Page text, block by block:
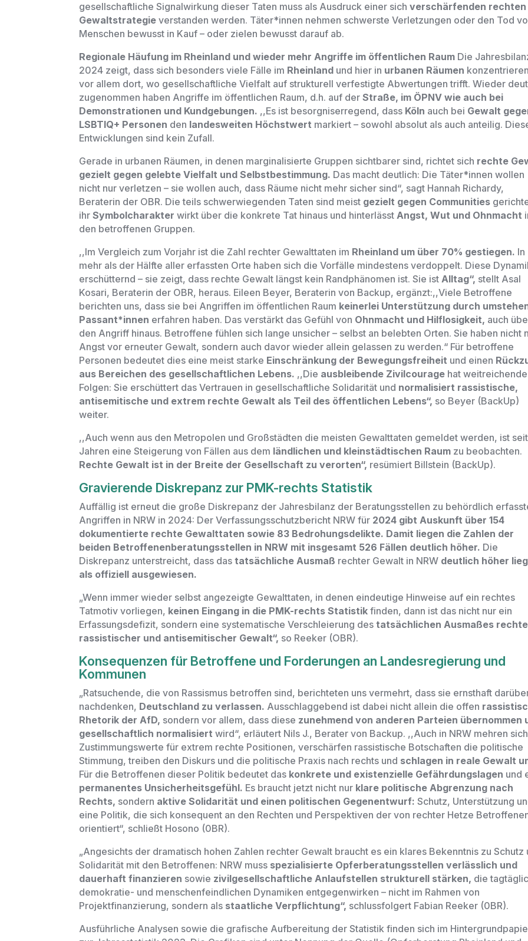
gesellschaftliche Signalwirkung dieser Taten muss als Ausdruck einer sichverschärfenden rechten
Gewaltstrategieverstanden werden. Täter*innen nehmen schwerste Verletzungen oder den Tod
Menschen bewusst in Kauf – oder zielen bewusst darauf ab.
Regionale Häufung im Rheinland und wieder mehr Angriffe im öffentlichen Raum Die
2024 zeigt, dass sich besonders viele Fälle im Rheinland und hier in urbanen Räumen
vor allem dort, wo gesellschaftliche Vielfalt auf strukturell verfestigte Abwertungen trifft. Wieder
zugenommen haben Angriffe im öffentlichen Raum, d.h. auf derStraße, im ÖPNV wie auch bei
Demonstrationen und Kundgebungen. ,,Es ist besorgniserregend, dass Köln auch bei Gewalt
LSBTIQ+ Personen den landesweiten Höchstwert markiert– sowohl absolut als auch anteilig.
Entwicklungen sind kein Zufall.
Gerade in urbanen Räumen, in denen marginalisierte Gruppen sichtbarer sind, richtet sich rechte
gezielt gegen gelebte Vielfalt und Selbstbestimmung. Das macht deutlich: Die Täter*innen wollen
nicht nur verletzen– sie wollen auch, dass Räume nicht mehr sicher sind“, sagt Hannah Richardy,
Beraterin der OBR. Die teils schwerwiegenden Taten sind meist gezielt gegen Communities
ihrSymbolcharakterwirkt über die konkrete Tat hinaus und hinterlässtAngst, Wut und Ohnmacht
den betroffenen Gruppen.
,,Im Vergleich zum Vorjahr ist die Zahl rechter Gewalttaten im Rheinland um über 70% gestiegen. In
mehr als der Hälfte aller erfassten Orte haben sich die Vorfälle mindestens verdoppelt. Diese
erschütternd– sie zeigt, dass rechte Gewalt längst kein Randphänomen ist. Sie istAlltag“, stellt Asal
Kosari, Beraterin der OBR, heraus. Eileen Beyer, Beraterin von Backup, ergänzt:,,Viele Betroffene
berichten uns, dass sie bei Angriffen im öffentlichen Raum keinerlei Unterstützung durch
Passant*innen erfahren haben. Das verstärkt das Gefühl von Ohnmacht und Hilflosigkeit, auch
den Angriff hinaus. Betroffene fühlen sich lange unsicher– selbst an belebten Orten. Sie haben nicht
Angst vor erneuter Gewalt, sondern auch davor wieder allein gelassen zu werden.“ Für betroffene
Personen bedeutet dies eine meist starke Einschränkung der Bewegungsfreiheit und einen
aus Bereichen des gesellschaftlichen Lebens. ,,Die ausbleibende Zivilcourage hat weitreichende
Folgen: Sie erschüttert das Vertrauen in gesellschaftliche Solidarität und normalisiert rassistische,
antisemitische und extrem rechte Gewalt als Teil des öffentlichen Lebens“, so Beyer (BackUp)
weiter.
,,Auch wenn aus den Metropolen und Großstädten die meisten Gewalttaten gemeldet werden, ist seit
Jahren eine Steigerung von Fällen aus dem ländlichen und kleinstädtischen Raum zu beobachten.
Rechte Gewalt ist in der Breite der Gesellschaft zu verorten“, resümiert Billstein (BackUp).
Gravierende Diskrepanz zur PMK-rechts Statistik
Auffällig ist erneut die große Diskrepanz der Jahresbilanz der Beratungsstellen zu behördlich
Angriffen in NRW in 2024: Der Verfassungsschutzbericht NRW für 2024 gibt Auskunft über 154
dokumentierte rechte Gewalttaten sowie 83 Bedrohungsdelikte. Damit liegen die Zahlen der
beiden Betroffenenberatungsstellen in NRW mit insgesamt 526 Fällen deutlich höher. Die
Diskrepanz unterstreicht, dass dastatsächliche Ausmaß rechter Gewalt in NRW deutlich höher
als offiziell ausgewiesen.
„Wenn immer wieder selbst angezeigte Gewalttaten, in denen eindeutige Hinweise auf ein rechtes
Tatmotiv vorliegen, keinen Eingang in die PMK-rechts Statistikfinden, dann ist das nicht nur ein
Erfassungsdefizit, sondern eine systematische Verschleierung destatsächlichen Ausmaßes
rassistischer und antisemitischer Gewalt“, so Reeker (OBR).
Konsequenzen für Betroffene und Forderungen an Landesregierung und
Kommunen
„Ratsuchende, die von Rassismus betroffen sind, berichteten uns vermehrt, dass sie ernsthaft
nachdenken, Deutschland zu verlassen. Ausschlaggebend ist dabei nicht allein die offen
Rhetorik der AfD, sondern vor allem, dass diese zunehmend von anderen Parteien übernommen
gesellschaftlich normalisiertwird“, erläutert Nils J., Berater von Backup. ,,Auch in NRW mehren sich
Zustimmungswerte für extrem rechte Positionen, verschärfen rassistische Botschaften die politische
Stimmung, treiben den Diskurs und die politische Praxis nach rechts und schlagen in reale Gewalt
Für die Betroffenen dieser Politik bedeutet das konkrete und existenzielle Gefährdungslagen und
permanentes Unsicherheitsgefühl. Es braucht jetzt nicht nur klare politische Abgrenzung nach
Rechts, sondern aktive Solidarität und einen politischen Gegenentwurf:Schutz, Unterstützung
eine Politik, die sich konsequent an den Rechten und Perspektiven der von rechter Hetze
orientiert“, schließt Hosono (0BR).
„Angesichts der dramatisch hohen Zahlen rechter Gewalt braucht es ein klares Bekenntnis zu Schutz
Solidarität mit den Betroffenen: NRW muss spezialisierte Opferberatungsstellen verlässlich und
dauerhaft finanzieren sowie zivilgesellschaftliche Anlaufstellen strukturell stärken, die
demokratie- und menschenfeindlichen Dynamiken entgegenwirken– nicht im Rahmen von
Projektfinanzierung, sondern als staatliche Verpflichtung“, schlussfolgert Fabian Reeker (0BR).
Ausführliche Analysen sowie die grafische Aufbereitung der Statistik finden sich im